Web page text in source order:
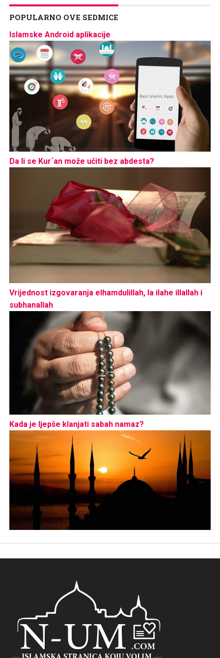
POPULARNO OVE SEDMICE
Islamske Android aplikacije
Da li se Kur´an može učiti bez abdesta?
Vrijednost izgovaranja elhamdulillah, la ilahe illallah i
subhanallah
Kada je ljepše klanjati sabah namaz?